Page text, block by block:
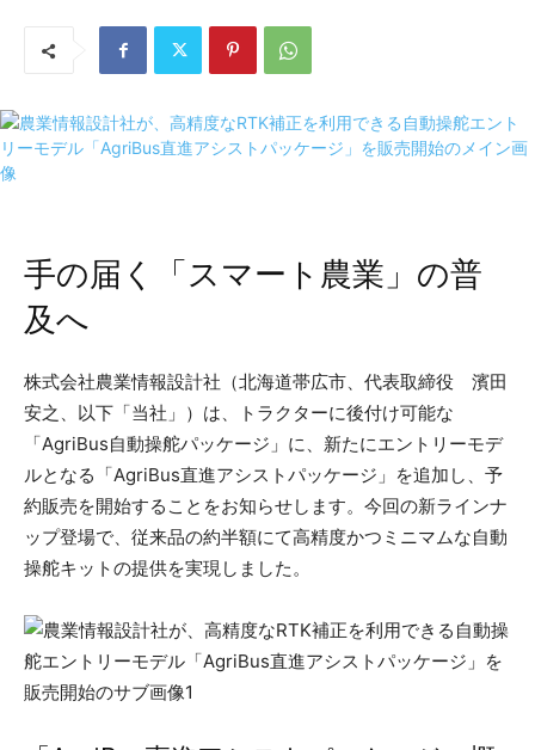
手の届く「スマート農業」の普
及へ
株式会社農業情報設計社（北海道帯広市、代表取締役 濱田
安之、以下「当社」）は、トラクターに後付け可能な
「AgriBus自動操舵パッケージ」に、新たにエントリーモデ
ルとなる「AgriBus直進アシストパッケージ」を追加し、予
約販売を開始することをお知らせします。今回の新ラインナ
ップ登場で、従来品の約半額にて高精度かつミニマムな自動
操舵キットの提供を実現しました。